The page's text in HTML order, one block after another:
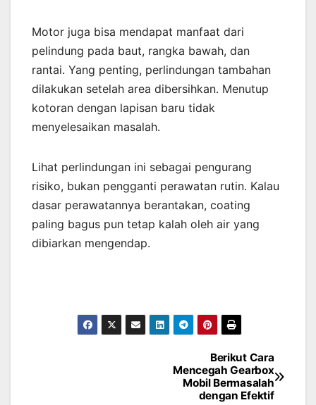
Motor juga bisa mendapat manfaat dari
pelindung pada baut, rangka bawah, dan
rantai. Yang penting, perlindungan tambahan
dilakukan setelah area dibersihkan. Menutup
kotoran dengan lapisan baru tidak
menyelesaikan masalah.
Lihat perlindungan ini sebagai pengurang
risiko, bukan pengganti perawatan rutin. Kalau
dasar perawatannya berantakan, coating
paling bagus pun tetap kalah oleh air yang
dibiarkan mengendap.
Berikut Cara
Mencegah Gearbox
Mobil Bermasalah
dengan Efektif